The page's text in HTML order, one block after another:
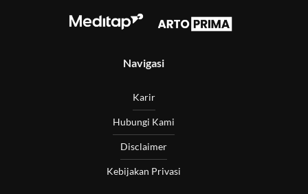
Navigasi
Karir
Hubungi Kami
Disclaimer
Kebijakan Privasi